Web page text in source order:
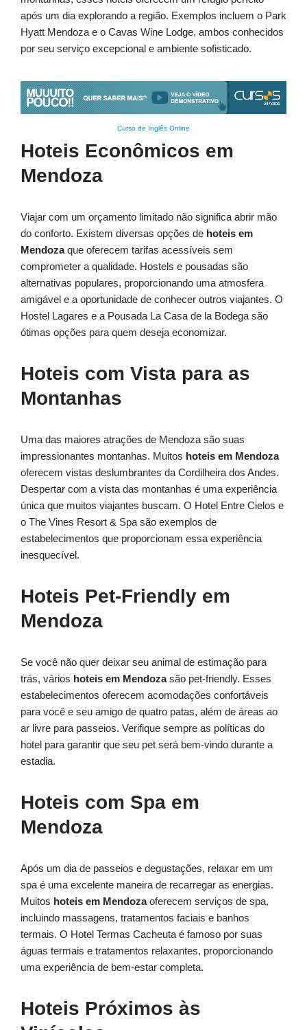
após um dia explorando a região. Exemplos incluem o Park
Hyatt Mendoza e o Cavas Wine Lodge, ambos conhecidos
por seu serviço excepcional e ambiente sofisticado.
Curso de Inglês Online
Hoteis Econômicos em
Mendoza
Viajar com um orçamento limitado não significa abrir mão
do conforto. Existem diversas opções de hoteis em
Mendozaque oferecem tarifas acessíveis sem
comprometer a qualidade. Hostels e pousadas são
alternativas populares, proporcionando uma atmosfera
amigável e a oportunidade de conhecer outros viajantes. O
Hostel Lagares e a Pousada La Casa de la Bodega são
ótimas opções para quem deseja economizar.
Hoteis com Vista para as
Montanhas
Uma das maiores atrações de Mendoza são suas
impressionantes montanhas. Muitos hoteis em Mendoza
oferecem vistas deslumbrantes da Cordilheira dos Andes.
Despertar com a vista das montanhas é uma experiência
única que muitos viajantes buscam. O Hotel Entre Cielos e
o The Vines Resort & Spa são exemplos de
estabelecimentos que proporcionam essa experiência
inesquecível.
Hoteis Pet-Friendly em
Mendoza
Se você não quer deixar seu animal de estimação para
trás, vários hoteis em Mendozasão pet-friendly. Esses
estabelecimentos oferecem acomodações confortáveis
para você e seu amigo de quatro patas, além de áreas ao
ar livre para passeios. Verifique sempre as políticas do
hotel para garantir que seu pet será bem-vindo durante a
estadia.
Hoteis com Spa em
Mendoza
Após um dia de passeios e degustações, relaxar em um
spa é uma excelente maneira de recarregar as energias.
Muitos hoteis em Mendozaoferecem serviços de spa,
incluindo massagens, tratamentos faciais e banhos
termais. O Hotel Termas Cacheuta é famoso por suas
águas termais e tratamentos relaxantes, proporcionando
uma experiência de bem-estar completa.
Hoteis Próximos às